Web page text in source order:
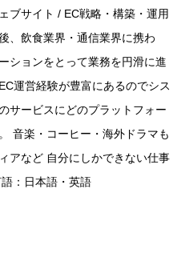
ブサイト / EC戦略・構築・運用
、飲食業界・通信業界に携わ
ションをとって業務を円滑に進
運営経験が豊富にあるのでシス
サービスにどのプラットフォー
音楽・コーヒー・海外ドラマも
アなど 自分にしかできない仕事
：日本語・英語